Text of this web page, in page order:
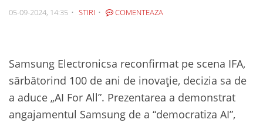
05-09-2024, 14:35 STIRI COMENTEAZA
Samsung Electronicsa reconfirmat pe scena IFA,
sărbătorind 100 de ani de inovație, decizia sa de
a aduce „AI For All”. Prezentarea a demonstrat
angajamentul Samsung de a “democratiza AI”,